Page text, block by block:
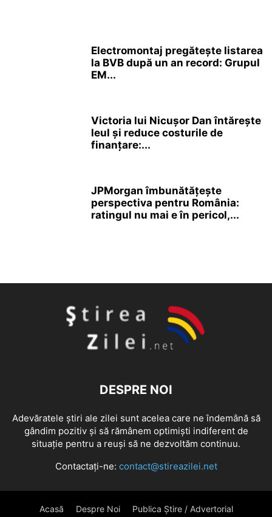
Electromontaj pregătește listarea
la BVB după un an record: Grupul
EM...
Victoria lui Nicușor Dan întărește
leul și reduce costurile de
finanțare:...
JPMorgan îmbunătățește
perspectiva pentru România:
ratingul nu mai e în pericol,...
DESPRE NOI
Adevăratele știri ale zilei sunt acelea care ne îndemână să
gândim pozitiv și să rămânem optimiști indiferent de
situație pentru a reuși să ne dezvoltăm continuu.
Contactați-ne: contact@stireazilei.net
Acasă Despre Noi Publica Știre / Advertorial